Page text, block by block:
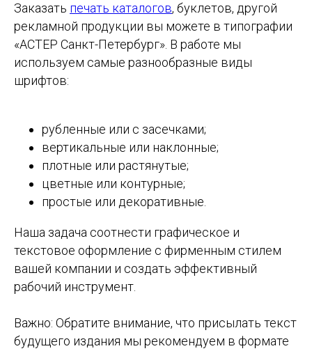
Заказать печать каталогов, буклетов, другой
рекламной продукции вы можете в типографии
«АСТЕР Санкт-Петербург». В работе мы
используем самые разнообразные виды
шрифтов:
рубленные или с засечками;
вертикальные или наклонные;
плотные или растянутые;
цветные или контурные;
простые или декоративные.
Наша задача соотнести графическое и
текстовое оформление с фирменным стилем
вашей компании и создать эффективный
рабочий инструмент.
Важно: Обратите внимание, что присылать текст
будущего издания мы рекомендуем в формате